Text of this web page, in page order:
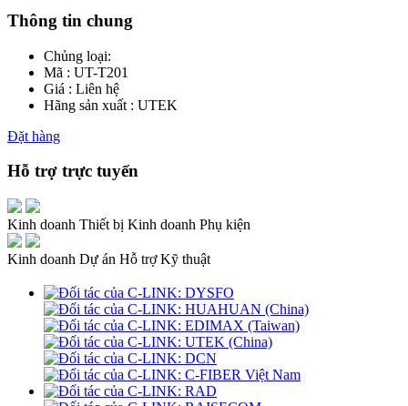
Thông tin chung
Chủng loại:
Mã : UT-T201
Giá : Liên hệ
Hãng sản xuất : UTEK
Đặt hàng
Hỗ trợ trực tuyến
Kinh doanh Thiết bị Kinh doanh Phụ kiện
Kinh doanh Dự án Hỗ trợ Kỹ thuật